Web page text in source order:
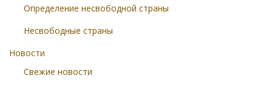
Определение несвободной страны
Несвободные страны
Новости
Свежие новости